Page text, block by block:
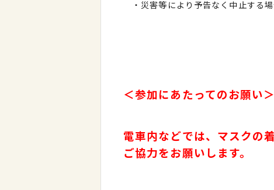
・災害等により予告なく中止する場
＜参加にあたってのお願い＞
電車内などでは、マスクの
ご協力をお願いします。